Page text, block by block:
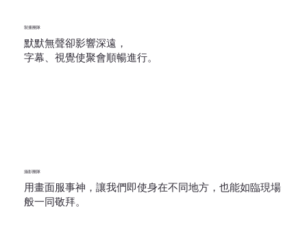
製播團隊
默默無聲卻影響深遠，
字幕、視覺使聚會順暢進行。
攝影團隊
用畫面服事神，讓我們即使身在不同地方，也能如臨現場
般一同敬拜。